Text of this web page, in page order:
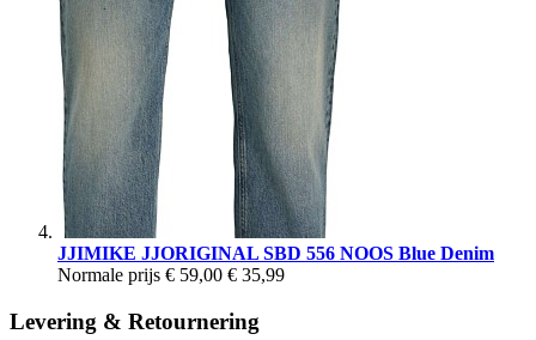
JJIMIKE JJORIGINAL SBD 556 NOOS Blue Denim
Normale prijs € 59,00 € 35,99
Levering & Retournering